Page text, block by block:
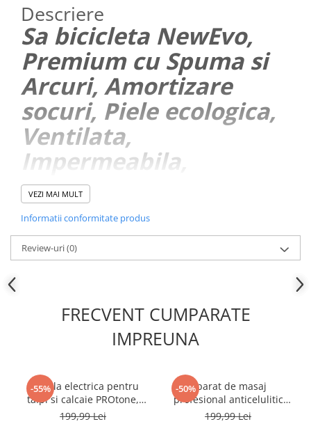
Descriere
Sa bicicleta NewEvo,
Premium cu Spuma si
Arcuri, Amortizare
socuri, Piele ecologica,
Ventilata,
Impermeabila,
Compatibilitate
Universala, 25cm X
20cm X 6cm, Negru
VEZI MAI MULT
Informatii conformitate produs
Review-uri(0)
FRECVENT CUMPARATE
IMPREUNA
-55%
Set Pila electrica pentru
talpi si calcaie PROtone,
Display digital, Acumulator
199,99 Lei
-50%Aparat de masaj
profesional anticelulitic
NewEvo, Cu 8 Capete de
199,99 Lei